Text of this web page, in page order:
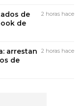
de
de
2 horas hace
arrestan
de
2 horas hace